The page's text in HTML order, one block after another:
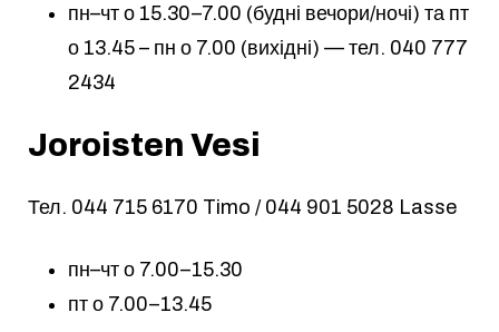
пн–чт о 15.30–7.00 (будні вечори/ночі) та пт
о 13.45 – пн о 7.00 (вихідні) — тел. 040 777
2434
Joroisten Vesi
Тел. 044 715 6170 Timo / 044 901 5028 Lasse
пн–чт о 7.00–15.30
пт о 7.00–13.45